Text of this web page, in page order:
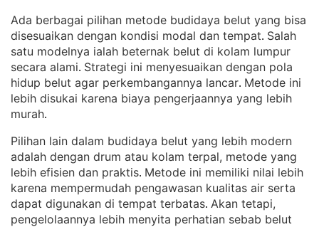
Ada berbagai pilihan metode budidaya belut yang bisa
disesuaikan dengan kondisi modal dan tempat. Salah
satu modelnya ialah beternak belut di kolam lumpur
secara alami. Strategi ini menyesuaikan dengan pola
hidup belut agar perkembangannya lancar. Metode ini
lebih disukai karena biaya pengerjaannya yang lebih
murah.
Pilihan lain dalam budidaya belut yang lebih modern
adalah dengan drum atau kolam terpal, metode yang
lebih efisien dan praktis. Metode ini memiliki nilai lebih
karena mempermudah pengawasan kualitas air serta
dapat digunakan di tempat terbatas. Akan tetapi,
pengelolaannya lebih menyita perhatian sebab belut